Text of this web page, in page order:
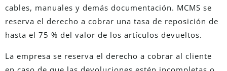
cables, manuales y demás documentación. MCMS se
reserva el derecho a cobrar una tasa de reposición de
hasta el 75 % del valor de los artículos devueltos.
La empresa se reserva el derecho a cobrar al cliente